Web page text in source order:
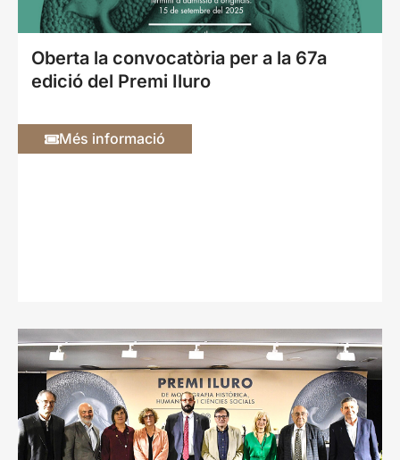
Oberta la convocatòria per a la 67a
edició del Premi Iluro
Més informació